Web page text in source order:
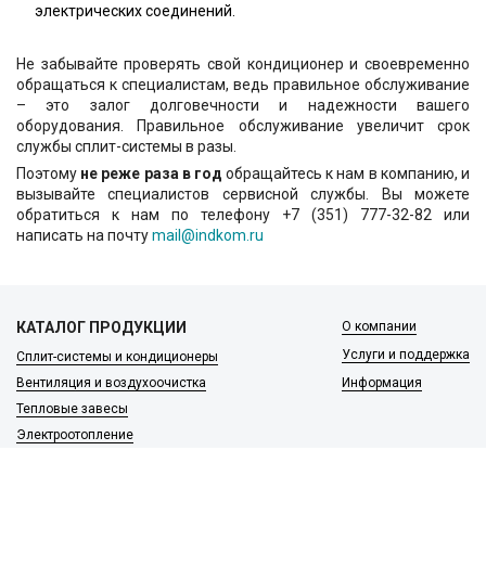
электрических соединений.
Не забывайте проверять свой кондиционер и своевременно
обращаться к специалистам, ведь правильное обслуживание
– это залог долговечности и надежности вашего
оборудования. Правильное обслуживание увеличит срок
службы сплит-системы в разы.
Поэтому не реже раза в год обращайтесь к нам в компанию, и
вызывайте специалистов сервисной службы. Вы можете
обратиться к нам по телефону +7 (351) 777-32-82 или
написать на почтуmail@indkom.ru
КАТАЛОГ ПРОДУКЦИИ
Сплит-системы и кондиционеры
Вентиляция и воздухоочистка
Тепловые завесы
Электроотопление
О компании
Услуги и поддержка
Информация